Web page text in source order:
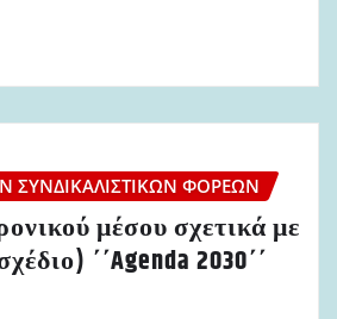
ΣΥΝΔΙΚΑΛΙΣΤΙΚΏΝ ΦΟΡΈΩΝ
μέσου σχετικά με
΄΄Agenda 2030΄΄